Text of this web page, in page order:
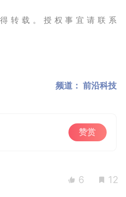
转载。授权事宜请联系
频道： 前沿科技
赞赏
6 12